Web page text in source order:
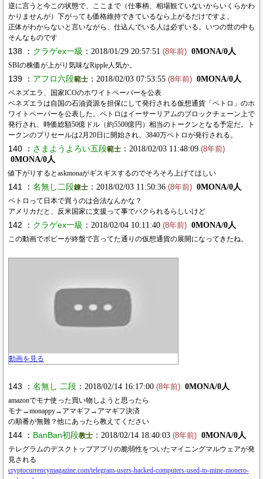
逆に言うと今この状態で、ここまで（仕事柄、相場観ていないからいくらかわ
かりませんが）下がっても価格維持できているなら上がるだけですよ。
正体がわからないと言いながら、仕込んでいる人は必ずいる。いつの世の中も
そんなものです
138 ： クラゲex一級 ：2018/01/29 20:57:51 (8年前) 0MONA/0人
SBIの株価が上がり気味なRipple人気か。
139 ： アフロ六段範士 ：2018/02/03 07:53:55 (8年前) 0MONA/0人
ベネズエラ、国家ICOのホワイトペーパーを公表
ベネズエラは自国の石油資源を担保にして発行される仮想通貨「ペトロ」のホ
ワイトペーパーを公表した。ペトロはイーサーリアムのブロックチェーン上で
発行され、時価総額50億ドル（約5500億円）相当のトークンとなる予定だ。ト
ークンのプリセールは2月20日に開始され、3840万ペトロが発行される。
140 ： さまようよろい五段範士 ：2018/02/03 11:48:09 (8年前)
0MONA/0人
値下がりするとaskmonaがギスギスするのでそろそろ上げてほしい
141 ： 名無し二段錬士 ：2018/02/03 11:50:36 (8年前) 0MONA/0人
ペトロって日本で買うのは合法なんかな？
アメリカだと、反米国家に支援って事でパクられるらしいけど
142 ： クラゲex一級 ：2018/02/04 10:11:40 (8年前) 0MONA/0人
この動画でボビーが終盤で言ってた通りの仮想通貨の展開になってきたね。
動画を見る
143 ： 名無し 二段 ：2018/02/14 16:17:00 (8年前) 0MONA/0人
amazonでモナ使った買い物しようと思ったら
モナ→monappy→アマギフ→アマギフ決済
の順番が無難？他にあったら教えてください
144 ： BanBan初段教士 ：2018/02/14 18:40:03 (8年前) 0MONA/0人
テレグラムのデスクトップアプリの脆弱性をついたマイニングマルウェアが発
見される
cryptocurrencymagazine.com/telegram-users-hacked-computers-used-to-mine-monero-